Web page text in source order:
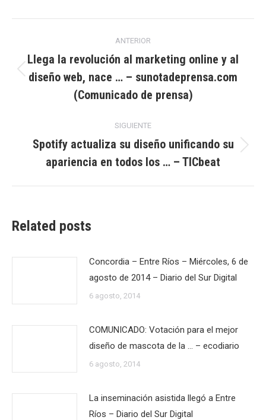
entre
publicaciones
ANTERIOR
Publicación
anterior:
Llega la revolución al marketing online y al
diseño web, nace … – sunotadeprensa.com
(Comunicado de prensa)
SIGUIENTE
Publicación
siguiente:
Spotify actualiza su diseño unificando su
apariencia en todos los … – TICbeat
Related posts
Concordia – Entre Ríos – Miércoles, 6 de
agosto de 2014 – Diario del Sur Digital
6 agosto, 2014
COMUNICADO: Votación para el mejor
diseño de mascota de la … – ecodiario
6 agosto, 2014
La inseminación asistida llegó a Entre
Ríos – Diario del Sur Digital